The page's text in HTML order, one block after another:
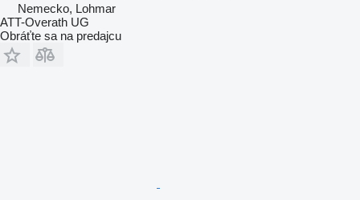
Nemecko, Lohmar
ATT-Overath UG
Obráťte sa na predajcu